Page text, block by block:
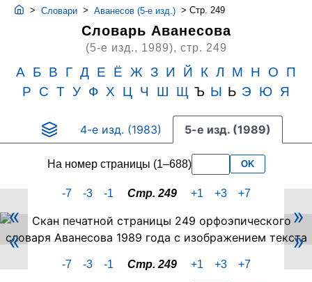
> Словари > Аванесов (5-е изд.) > Стр. 249
Словарь Аванесова
(5-е изд., 1989), стр. 249
А Б В Г Д Е Ё Ж З И Й К Л М Н О
П
Р
С Т У Ф Х Ц Ч Ш Щ Ъ Ы Ь Э Ю Я
4-е изд. (1983) 5-е изд. (1989)
На номер страницы (1–688) OK
-7 -3 -1 Стр. 249 +1 +3 +7
Скан
PDF-
страницы
249
«
»
«
»
-7 -3 -1 Стр. 249 +1 +3 +7